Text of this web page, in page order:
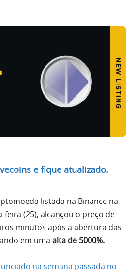
e fique atualizado.
listada na Binance na
feira (25), alcançou o preço de
minutos após a abertura das
em uma alta de 5000%.
na semana passada no